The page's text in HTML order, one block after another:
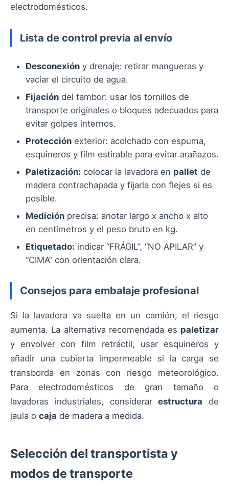
electrodomésticos.
Lista de control previa al envío
Desconexión y drenaje: retirar mangueras y
vaciar el circuito de agua.
Fijación del tambor: usar los tornillos de
transporte originales o bloques adecuados para
evitar golpes internos.
Protección exterior: acolchado con espuma,
esquineros y film estirable para evitar arañazos.
Paletización: colocar la lavadora en pallet de
madera contrachapada y fijarla con flejes si es
posible.
Medición precisa: anotar largo x ancho x alto
en centímetros y el peso bruto en kg.
Etiquetado: indicar “FRÁGIL”, “NO APILAR” y
“CIMA” con orientación clara.
Consejos para embalaje profesional
Si la lavadora va suelta en un camión, el riesgo
aumenta. La alternativa recomendada es paletizar
y envolver con film retráctil, usar esquineros y
añadir una cubierta impermeable si la carga se
transborda en zonas con riesgo meteorológico.
Para electrodomésticos de gran tamaño o
lavadoras industriales, considerarestructura de
jaula o caja de madera a medida.
Selección del transportista y
modos de transporte